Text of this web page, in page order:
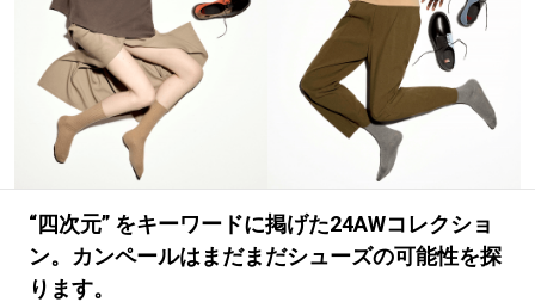
#路地裏てぃーん。 #MONTHLY JOURNAL
#GH 銘品の所以 #フイナムのYouTube
#Commune H #AH.H
#ととけん #MUSIC #MOVIE
#LIFESTYLE #OUTDOOR
#SPORTS #HANDSOME HANDBOOK
“四次元” をキーワードに掲げた24AWコレクショ
ン。カンペールはまだまだシューズの可能性を探
ります。